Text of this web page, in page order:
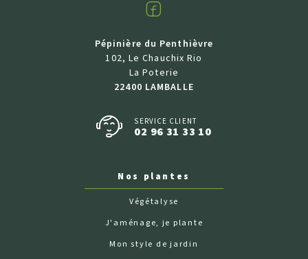
Facebook
Pépinière du Penthièvre
102, Le Chauchix Rio
La Poterie
22400 LAMBALLE
SERVICE CLIENT
02 96 31 33 10
Nos plantes
Végétalyse
J'aménage, je plante
Mon style de jardin